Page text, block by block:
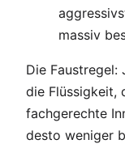
massiv
Die Faustregel:
die Flüssigkeit,
fachgerechte
desto weniger